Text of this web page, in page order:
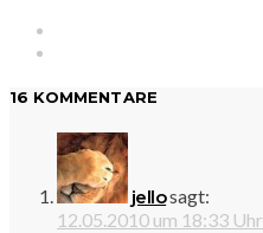
16 KOMMENTARE
jellosagt:
12.05.2010 um 18:33 Uhr